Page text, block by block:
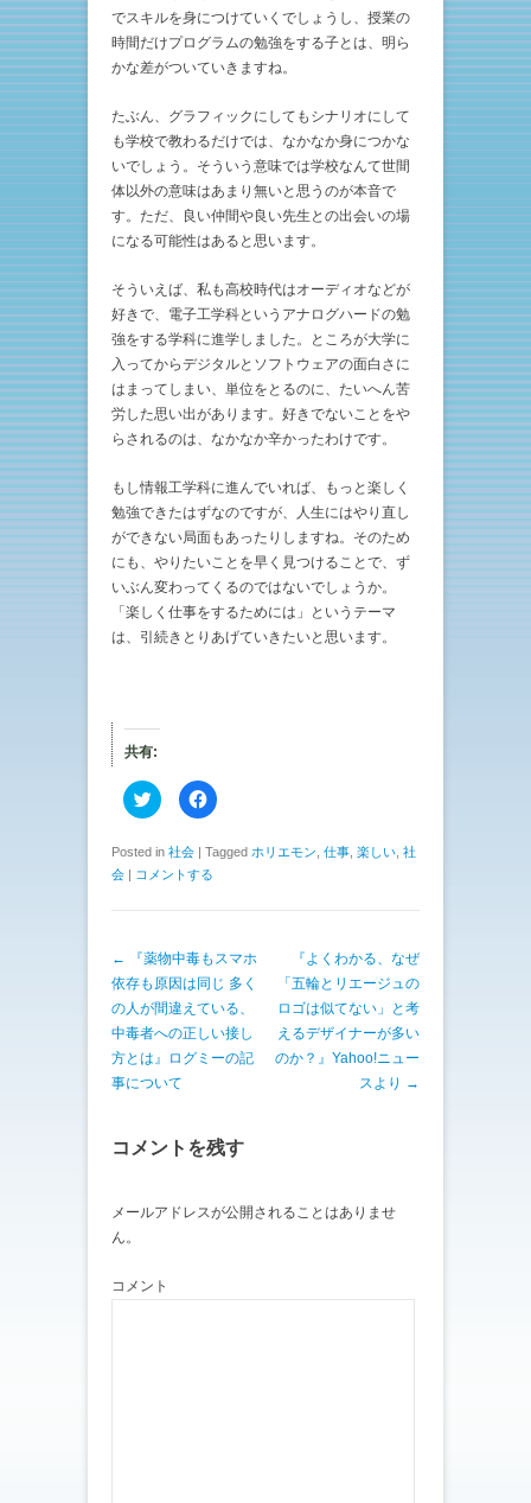
でスキルを身につけていくでしょうし、授業の
時間だけプログラムの勉強をする子とは、明ら
かな差がついていきますね。
たぶん、グラフィックにしてもシナリオにして
も学校で教わるだけでは、なかなか身につかな
いでしょう。そういう意味では学校なんて世間
体以外の意味はあまり無いと思うのが本音で
す。ただ、良い仲間や良い先生との出会いの場
になる可能性はあると思います。
そういえば、私も高校時代はオーディオなどが
好きで、電子工学科というアナログハードの勉
強をする学科に進学しました。ところが大学に
入ってからデジタルとソフトウェアの面白さに
はまってしまい、単位をとるのに、たいへん苦
労した思い出があります。好きでないことをや
らされるのは、なかなか辛かったわけです。
もし情報工学科に進んでいれば、もっと楽しく
勉強できたはずなのですが、人生にはやり直し
ができない局面もあったりしますね。そのため
にも、やりたいことを早く見つけることで、ず
いぶん変わってくるのではないでしょうか。
「楽しく仕事をするためには」というテーマ
は、引続きとりあげていきたいと思います。
共有:
ク
リ
し
て
T
i
e
r
で
共
有
新
い
ウ
ィ
ウ
で
す
)
F
a
b
o
o
で
す
る
に
は
ク
ッ
ク
い
(
ウ
ィ
Posted in 社会 | Tagged ホリエモン 仕事 楽しい 社
会 | コメントする
投稿ナビゲーション
←
『薬物中毒もスマホ
依存も原因は同じ 多く
の人が間違えている、
中毒者への正しい接し
方とは』ログミーの記
事について
『よくわかる、なぜ
「五輪とリエージュの
ロゴは似てない」と考
えるデザイナーが多い
のか？』Yahoo!ニュー
スより →
コメントを残す
メールアドレスが公開されることはありませ
ん。
コメント